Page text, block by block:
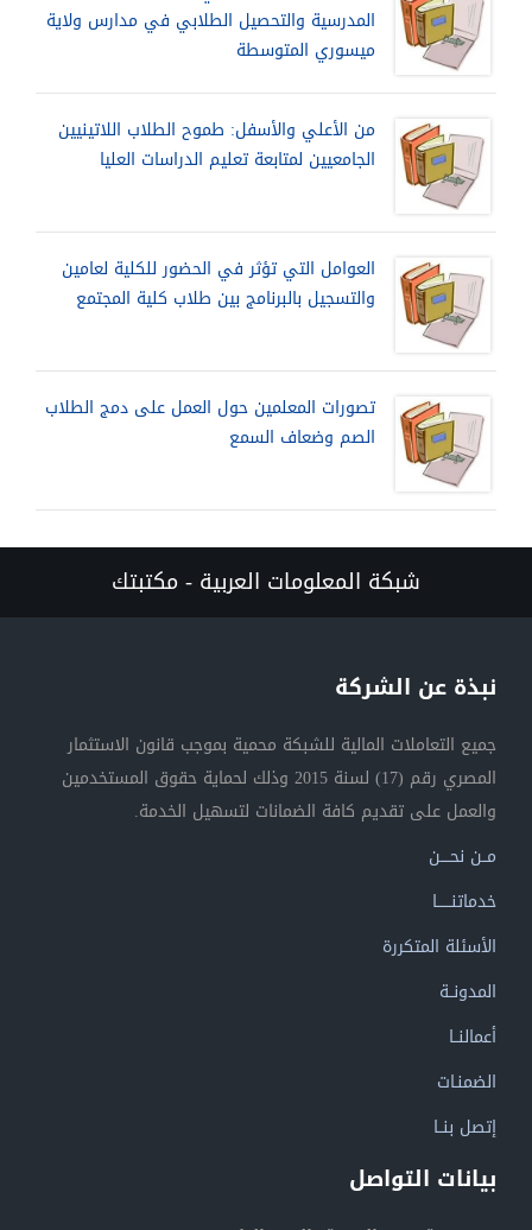
المدرسية والتحصيل الطلابي في مدارس ولاية
ميسوري المتوسطة
من الأعلي والأسفل: طموح الطلاب اللاتينيين
الجامعيين لمتابعة تعليم الدراسات العليا
العوامل التي تؤثر في الحضور للكلية لعامين
والتسجيل بالبرنامج بين طلاب كلية المجتمع
تصورات المعلمين حول العمل على دمج الطلاب
الصم وضعاف السمع
شبكة المعلومات العربية - مكتبتك
نبذة عن الشركة
جميع التعاملات المالية للشبكة محمية بموجب قانون الاستثمار
المصري رقم (17) لسنة 2015 وذلك لحماية حقوق المستخدمين
والعمل على تقديم كافة الضمانات لتسهيل الخدمة.
مــن نحــــن
خدماتنــــــا
الأسئلة المتكررة
المدونــة
أعمالنــا
الضمنـات
إتصل بنــا
بيانات التواصل